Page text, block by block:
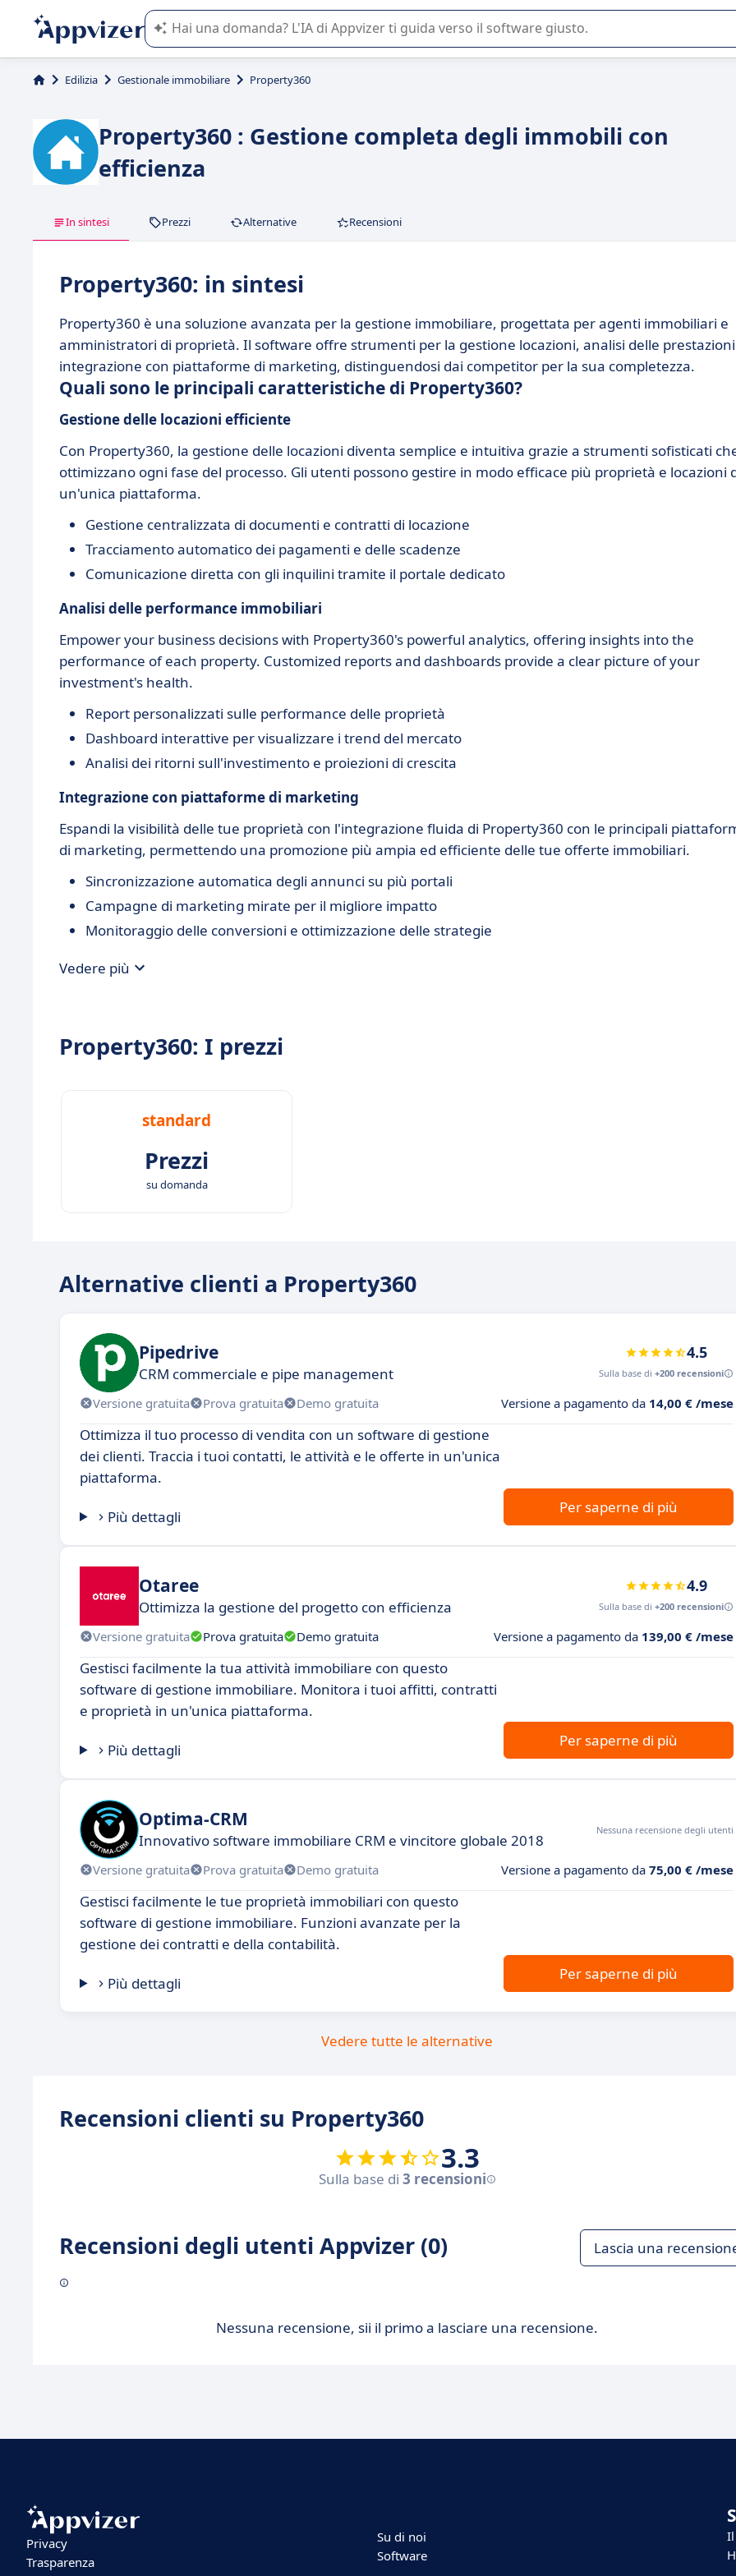
L'IA di Appvizer vi guida nell'utilizzo o nella scelta di un software SaaS per la vostra azienda.
Edilizia Gestionale immobiliare Property360
Property360 : Gestione completa degli immobili con
efficienza
In sintesi Prezzi Alternative Recensioni
Property360: in sintesi
Property360 è una soluzione avanzata per la gestione immobiliare, progettata per agenti immobiliari e
amministratori di proprietà. Il software offre strumenti per la gestione locazioni, analisi delle
integrazione con piattaforme di marketing, distinguendosi dai competitor per la sua completezza.
Quali sono le principali caratteristiche di Property360?
Gestione delle locazioni efficiente
Con Property360, la gestione delle locazioni diventa semplice e intuitiva grazie a strumenti sofisticati
ottimizzano ogni fase del processo. Gli utenti possono gestire in modo efficace più proprietà e locazioni
un'unica piattaforma.
Gestione centralizzata di documenti e contratti di locazione
Tracciamento automatico dei pagamenti e delle scadenze
Comunicazione diretta con gli inquilini tramite il portale dedicato
Analisi delle performance immobiliari
Empower your business decisions with Property360's powerful analytics, offering insights into the
performance of each property. Customized reports and dashboards provide a clear picture of your
investment's health.
Report personalizzati sulle performance delle proprietà
Dashboard interattive per visualizzare i trend del mercato
Analisi dei ritorni sull'investimento e proiezioni di crescita
Integrazione con piattaforme di marketing
Espandi la visibilità delle tue proprietà con l'integrazione fluida di Property360 con le principali
di marketing, permettendo una promozione più ampia ed efficiente delle tue offerte immobiliari.
Sincronizzazione automatica degli annunci su più portali
Campagne di marketing mirate per il migliore impatto
Monitoraggio delle conversioni e ottimizzazione delle strategie
Vedere più
Property360: I prezzi
standard
Prezzi
su domanda
Alternative clienti a Property360
Pipedrive
CRM commerciale e pipe management
4.5
Sulla base di +200 recensioni
Versione gratuita Prova gratuita Demo gratuita Versione a pagamento da 14,00 € /mese
Ottimizza il tuo processo di vendita con un software di gestione
dei clienti. Traccia i tuoi contatti, le attività e le offerte in un'unica
piattaforma.
Più dettagli
Per saperne di più
Otaree
Ottimizza la gestione del progetto con efficienza
4.9
Sulla base di +200 recensioni
Versione gratuita Prova gratuita Demo gratuita Versione a pagamento da 139,00 € /mese
Gestisci facilmente la tua attività immobiliare con questo
software di gestione immobiliare. Monitora i tuoi affitti, contratti
e proprietà in un'unica piattaforma.
Più dettagli
Per saperne di più
Optima-CRM
Innovativo software immobiliare CRM e vincitore globale 2018
Nessuna recensione degli utenti
Versione gratuita Prova gratuita Demo gratuita Versione a pagamento da 75,00 € /mese
Gestisci facilmente le tue proprietà immobiliari con questo
software di gestione immobiliare. Funzioni avanzate per la
gestione dei contratti e della contabilità.
Più dettagli
Per saperne di più
Vedere tutte le alternative
Recensioni clienti su Property360
3.3
Sulla base di 3 recensioni
Recensioni degli utenti Appvizer (0) Lascia una
Nessuna recensione, sii il primo a lasciare una recensione.
Privacy
Trasparenza
Su di noi
Software